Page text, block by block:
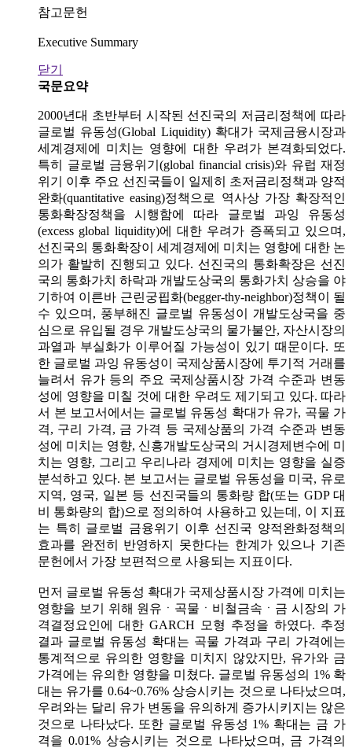
참고문헌
Executive Summary
닫기
국문요약
2000년대 초반부터 시작된 선진국의 저금리정책에 따라
글로벌 유동성(Global Liquidity) 확대가 국제금융시장과
세계경제에 미치는 영향에 대한 우려가 본격화되었다.
특히 글로벌 금융위기(global financial crisis)와 유럽 재정
위기 이후 주요 선진국들이 일제히 초저금리정책과 양적
완화(quantitative easing)정책으로 역사상 가장 확장적인
통화확장정책을 시행함에 따라 글로벌 과잉 유동성
(excess global liquidity)에 대한 우려가 증폭되고 있으며,
선진국의 통화확장이 세계경제에 미치는 영향에 대한 논
의가 활발히 진행되고 있다. 선진국의 통화확장은 선진
국의 통화가치 하락과 개발도상국의 통화가치 상승을 야
기하여 이른바 근린궁핍화(begger-thy-neighbor)정책이 될
수 있으며, 풍부해진 글로벌 유동성이 개발도상국을 중
심으로 유입될 경우 개발도상국의 물가불안, 자산시장의
과열과 부실화가 이루어질 가능성이 있기 때문이다. 또
한 글로벌 과잉 유동성이 국제상품시장에 투기적 거래를
늘려서 유가 등의 주요 국제상품시장 가격 수준과 변동
성에 영향을 미칠 것에 대한 우려도 제기되고 있다. 따라
서 본 보고서에서는 글로벌 유동성 확대가 유가, 곡물 가
격, 구리 가격, 금 가격 등 국제상품의 가격 수준과 변동
성에 미치는 영향, 신흥개발도상국의 거시경제변수에 미
치는 영향, 그리고 우리나라 경제에 미치는 영향을 실증
분석하고 있다. 본 보고서는 글로벌 유동성을 미국, 유로
지역, 영국, 일본 등 선진국들의 통화량 합(또는 GDP 대
비 통화량의 합)으로 정의하여 사용하고 있는데, 이 지표
는 특히 글로벌 금융위기 이후 선진국 양적완화정책의
효과를 완전히 반영하지 못한다는 한계가 있으나 기존
문헌에서 가장 보편적으로 사용되는 지표이다.
먼저 글로벌 유동성 확대가 국제상품시장 가격에 미치는
영향을 보기 위해 원유ㆍ곡물ㆍ비철금속ㆍ금 시장의 가
격결정요인에 대한 GARCH 모형 추정을 하였다. 추정
결과 글로벌 유동성 확대는 곡물 가격과 구리 가격에는
통계적으로 유의한 영향을 미치지 않았지만, 유가와 금
가격에는 유의한 영향을 미쳤다. 글로벌 유동성의 1% 확
대는 유가를 0.64~0.76% 상승시키는 것으로 나타났으며,
우려와는 달리 유가 변동을 유의하게 증가시키지는 않은
것으로 나타났다. 또한 글로벌 유동성 1% 확대는 금 가
격을 0.01% 상승시키는 것으로 나타났으며, 금 가격의